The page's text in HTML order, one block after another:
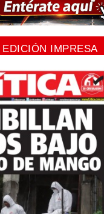
EDICIÓN IMPRESA